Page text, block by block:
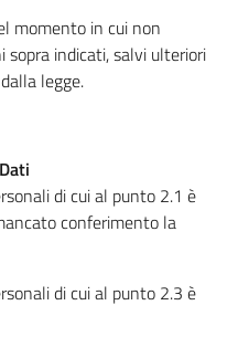
momento in cui non
sopra indicati, salvi ulteriori
legge.
di cui al punto 2.1 è
conferimento la
di cui al punto 2.3 è